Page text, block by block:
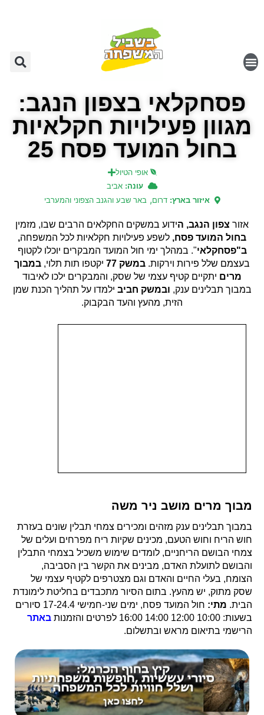
פסחקלאי בצפון הנגב:
מגוון פעילויות חקלאיות
בחול המועד פסח 25
אופי הטיול
עונה: אביב
איזור בארץ:דרום, באר שבע והגנב הצפוני והמערבי
אזור צפון הנגב, הידוע במשקים החקלאים הרבים שבו, מזמין
בחול המועד פסח, לשפע פעילויות חקלאיות לכל המשפחה,
ב"פסחקלאי". במהלך ימי חול המועד המבקרים יוכלו לקטוף
בעצמם שלל פירות וירקות. במשק 77 יקטפו תות תלוי, במבוך
מרים יתקיים קטיף עצמי של שסק, והמבקרים ילכו לאיבוד
במבוך תבלינים ענק, ובמשק חביב ילמדו על תהליך הכנת שמן
הזית, מהעץ והעד הבקבוק.
מבוך מרים מושב ניר משה
במבוך תבלינים ענק מזהים ומכירים צמחי תבלין שונים בעזרת
חוש הריח וחוש הטעם, מכינים שקיות ריח מפרחים ועלים של
צמחי הבושם הריחניים, לומדים שימוש משכיל בצמחי התבלין
והבושם לתועלת האדם, מבינים את הקשר בין הסביבה,
הצומח, בעלי החיים והאדם וגם מצטרפים לקטיף עצמי של
שסק מתוק, יש מהעץ. בתום הסיור מתכבדים בחליטת לימונדת
הבית. מתי:
חול המועד פסח, ימים שני-חמישי 17-24.4 סיורים
בשעות: 10:00 12:00 14:00 16:00 לפרטים והזמנות
באתר
הרישמי בתיאום מראש ובתשלום.